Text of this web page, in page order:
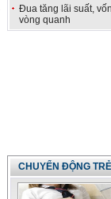
Đua tăng lãi suất,
vòng quanh
CHUYỂN ĐỘNG TRẺ